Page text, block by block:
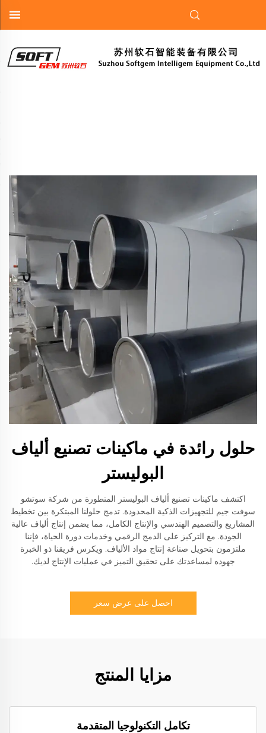
حلول رائدة في ماكينات تصنيع ألياف
البوليستر
اكتشف ماكينات تصنيع ألياف البوليستر المتطورة من شركة سوتشو
سوفت جيم للتجهيزات الذكية المحدودة. تدمج حلولنا المبتكرة بين تخطيط
المشاريع والتصميم الهندسي والإنتاج الكامل، مما يضمن إنتاج ألياف عالية
الجودة. مع التركيز على الدمج الرقمي وخدمات دورة الحياة، فإننا
ملتزمون بتحويل صناعة إنتاج مواد الألياف. ويكرس فريقنا ذو الخبرة
جهوده لمساعدتك على تحقيق التميز في عمليات الإنتاج لديك.
احصل على عرض سعر
مزايا المنتج
تكامل التكنولوجيا المتقدمة